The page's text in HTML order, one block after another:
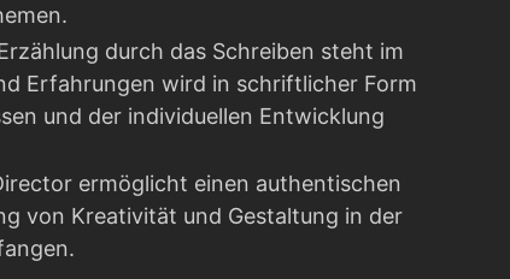
durch das Schreiben steht im
Erfahrungen wird in schriftlicher Form
und der individuellen Entwicklung
ermöglicht einen authentischen
von Kreativität und Gestaltung in der